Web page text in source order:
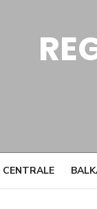
CENTRALE